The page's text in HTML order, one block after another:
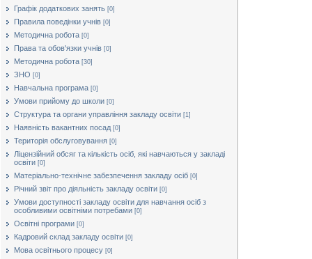
Графік додаткових занять [0]
Правила поведінки учнів [0]
Методична робота [0]
Права та обов'язки учнів [0]
Методична робота [30]
ЗНО [0]
Навчальна програма [0]
Умови прийому до школи [0]
Структура та органи управління закладу освіти [1]
Наявність вакантних посад [0]
Територія обслуговування [0]
Ліцензійний обсяг та кількість осіб, які навчаються у закладі
освіти [0]
Матеріально-технічне забезпечення закладу осіб [0]
Річний звіт про діяльність закладу освіти [0]
Умови доступності закладу освіти для навчання осіб з
особливими освітніми потребами [0]
Освітні програми [0]
Кадровий склад закладу освіти [0]
Мова освітнього процесу [0]